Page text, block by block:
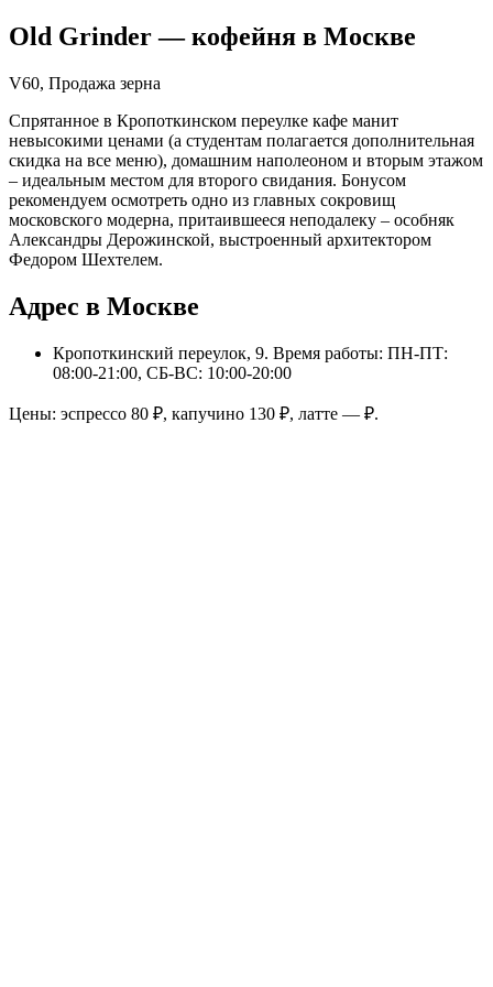
Old Grinder— кофейня в Москве
V60, Продажа зерна
Спрятанное в Кропоткинском переулке кафе манит
невысокими ценами (а студентам полагается дополнительная
скидка на все меню), домашним наполеоном и вторым этажом
– идеальным местом для второго свидания. Бонусом
рекомендуем осмотреть одно из главных сокровищ
московского модерна, притаившееся неподалеку – особняк
Александры Дерожинской, выстроенный архитектором
Федором Шехтелем.
Адрес в Москве
Кропоткинский переулок, 9. Время работы: ПН-ПТ:
08:00-21:00, СБ-ВС: 10:00-20:00
Цены: эспрессо 80 ₽, капучино 130 ₽, латте — ₽.